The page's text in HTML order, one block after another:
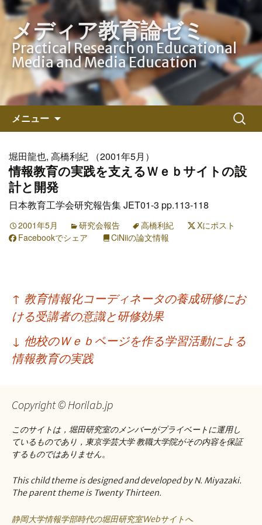
メディア教育論ゼミ
Practical Research on Educational
Media and Media Education
メニュー
ン
ツ
キ
プ
検
索:
堀田龍也, 高橋利紀 （2001年5月）
情報教育の実践を支えるＷｅｂサイトの設
計と開発
日本教育工学会研究報告集 JET01-3 pp.113-118
2001年5月 研究会報告 高橋利紀
Xにポスト
Facebookでシェア
CiNiiの論文情報
投
稿
ナ
ビ
ー
ョ
ン
↑ 教育情報化コーディネータの養成研修にお
ける受講者の意識と研修効果
↓ 他校のＷｅｂページを作る学習活動による
情報教育の実践
Copyright © Horilab.jp
このサイトは，堀田研究室のメンバーがプライベートに運用し
ているものであり，東京学芸大学 教職大学院がその内容を保証
するものではありません。
This child theme is designed and developed by N. Miyazaki.
The parent theme is Twenty Thirteen.
静岡大学情報学部時代の堀田研究室Webサイトへ